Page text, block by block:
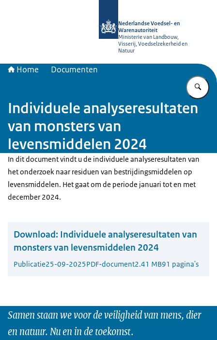
Nederlandse Voedsel- en
Warenautoriteit
Ministerie van Landbouw,
Visserij, Voedselzekerheid en
Natuur
Home Documenten
Individuele analyseresultaten
van monsters van
levensmiddelen 2024
In dit document vindt u de individuele analyseresultaten van
het onderzoek naar residuen van bestrijdingsmiddelen op
levensmiddelen. Het gaat om de periode januari tot en met
december 2024.
Download: Individuele analyseresultaten van
monsters van levensmiddelen 2024
Publicatie25-09-2025PDF-document2.41 MB91 pagina's
Samen staan we voor de veiligheid van mens, dier
en natuur. Nu en in de toekomst.